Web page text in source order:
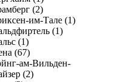
(2)
им-Тале (1)
(1)
(1)
(67)
ам-Вильден-
(2)